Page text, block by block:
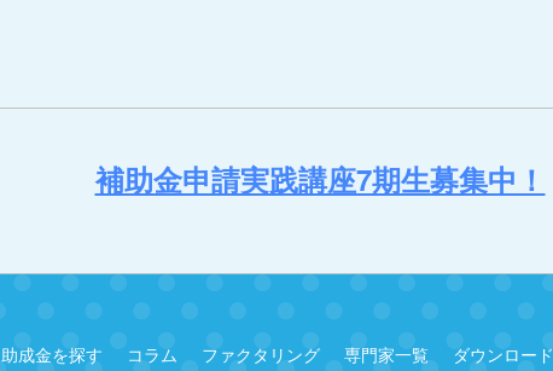
補助金申請実践講座7期生募集中！
助成金を探す コラム ファクタリング 専門家一覧 ダウンロード